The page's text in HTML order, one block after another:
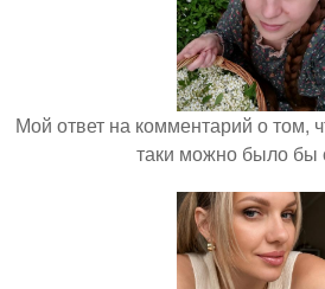
Мой ответ на комментарий о том,
таки можно было бы